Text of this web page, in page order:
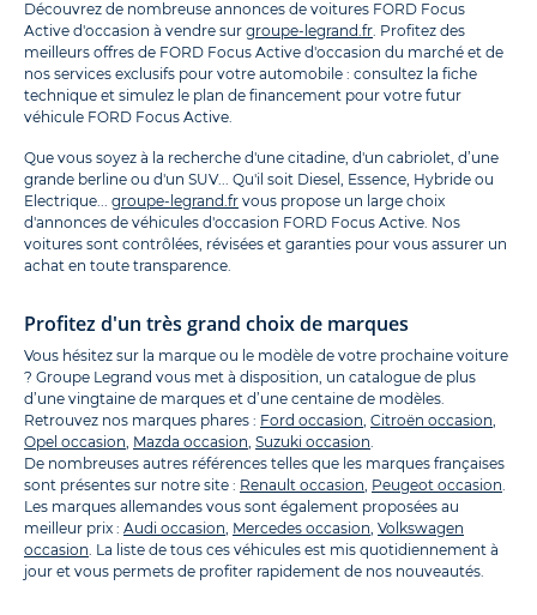
Découvrez de nombreuse annonces de voitures FORD Focus
Active d'occasion à vendre sur groupe-legrand.fr. Profitez des
meilleurs offres de FORD Focus Active d'occasion du marché et de
nos services exclusifs pour votre automobile : consultez la fiche
technique et simulez le plan de financement pour votre futur
véhicule FORD Focus Active.
Que vous soyez à la recherche d'une citadine, d'un cabriolet, d’une
grande berline ou d'un SUV... Qu'il soit Diesel, Essence, Hybride ou
Electrique... groupe-legrand.fr vous propose un large choix
d'annonces de véhicules d'occasion FORD Focus Active. Nos
voitures sont contrôlées, révisées et garanties pour vous assurer un
achat en toute transparence.
Profitez d'un très grand choix de marques
Vous hésitez sur la marque ou le modèle de votre prochaine voiture
? Groupe Legrand vous met à disposition, un catalogue de plus
d’une vingtaine de marques et d’une centaine de modèles.
Retrouvez nos marques phares : Ford occasion, Citroën occasion,
Opel occasion, Mazda occasion, Suzuki occasion.
De nombreuses autres références telles que les marques françaises
sont présentes sur notre site : Renault occasion, Peugeot occasion.
Les marques allemandes vous sont également proposées au
meilleur prix : Audi occasion, Mercedes occasion, Volkswagen
occasion. La liste de tous ces véhicules est mis quotidiennement à
jour et vous permets de profiter rapidement de nos nouveautés.